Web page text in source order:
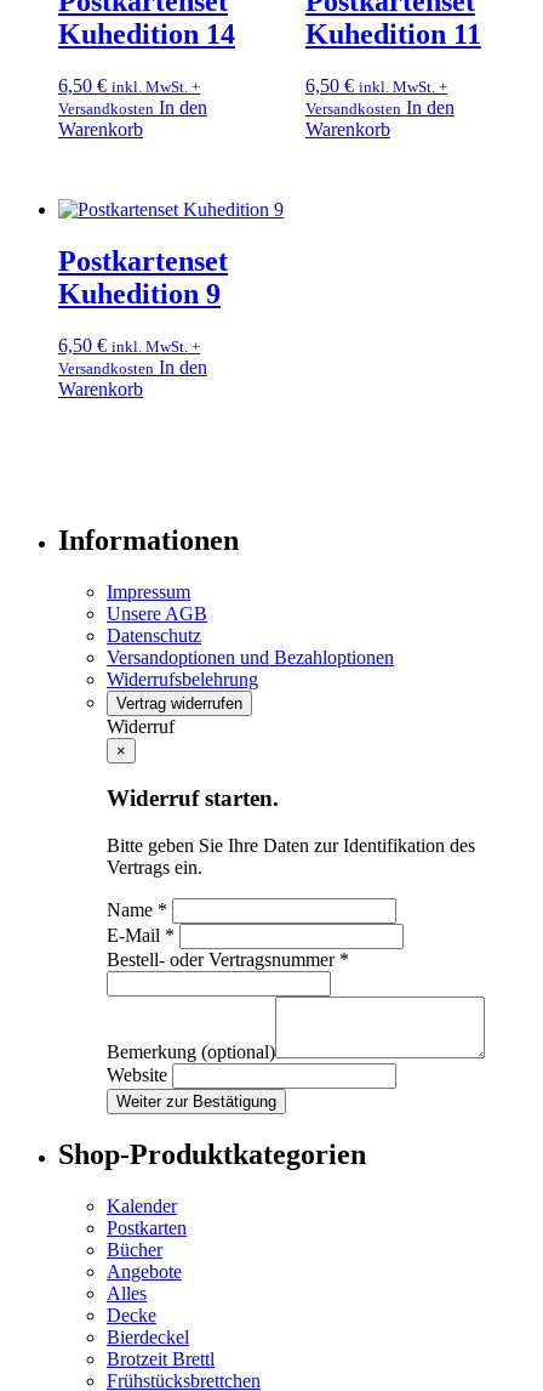
Kuhedition 14
6,50 € inkl. MwSt. +
Versandkosten In den
Warenkorb
Kuhedition 11
6,50 € inkl. MwSt. +
Versandkosten In den
Warenkorb
Postkartenset
Kuhedition 9
6,50 € inkl. MwSt. +
Versandkosten In den
Warenkorb
Informationen
Impressum
Unsere AGB
Datenschutz
Versandoptionen und Bezahloptionen
Widerrufsbelehrung
Vertrag widerrufen
Widerruf
×
Widerruf starten.
Bitte geben Sie Ihre Daten zur Identifikation des
Vertrags ein.
Name *
E-Mail *
Bestell- oder Vertragsnummer *
Bemerkung (optional)
Website
Weiter zur Bestätigung
Shop-Produktkategorien
Kalender
Postkarten
Bücher
Angebote
Alles
Decke
Bierdeckel
Brotzeit Brettl
Frühstücksbrettchen